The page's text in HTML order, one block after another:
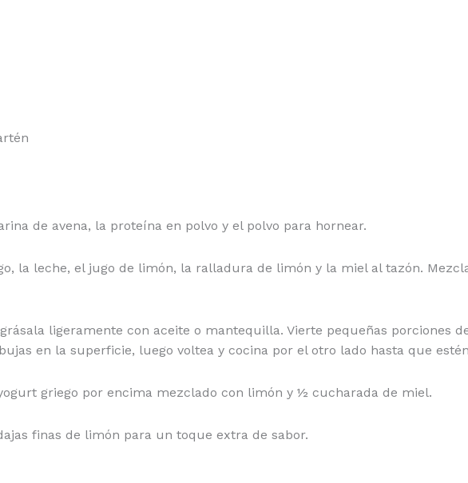
de avena, la proteína en polvo y el polvo para hornear.
la leche, el jugo de limón, la ralladura de limón y la miel al tazón.
ligeramente con aceite o mantequilla. Vierte pequeñas porciones
en la superficie, luego voltea y cocina por el otro lado hasta que
griego por encima mezclado con limón y ½ cucharada de miel.
finas de limón para un toque extra de sabor.